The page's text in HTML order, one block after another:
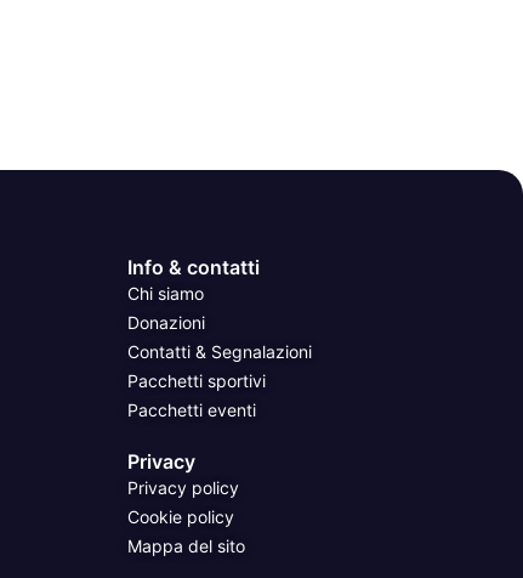
Info & contatti
Chi siamo
Donazioni
Contatti & Segnalazioni
Pacchetti sportivi
Pacchetti eventi
Privacy
Privacy policy
Cookie policy
Mappa del sito